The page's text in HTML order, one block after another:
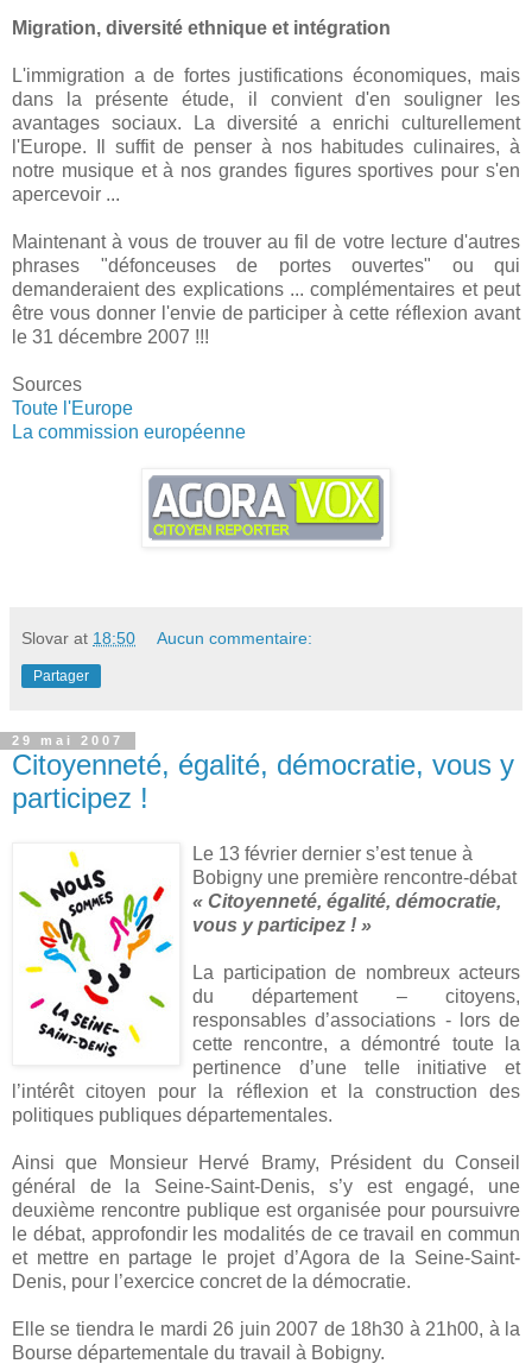
Migration, diversité ethnique et intégration
L'immigration a de fortes justifications économiques, mais
dans la présente étude, il convient d'en souligner les
avantages sociaux. La diversité a enrichi culturellement
l'Europe. Il suffit de penser à nos habitudes culinaires, à
notre musique et à nos grandes figures sportives pour s'en
apercevoir ...
Maintenant à vous de trouver au fil de votre lecture d'autres
phrases "défonceuses de portes ouvertes" ou qui
demanderaient des explications ... complémentaires et peut
être vous donner l'envie de participer à cette réflexion avant
le 31 décembre 2007 !!!
Sources
Toute l'Europe
La commission européenne
Slovar at 18:50 Aucun commentaire:
Partager
29 mai 2007
Citoyenneté, égalité, démocratie, vous y
participez !
Le 13 février dernier s’est tenue à
Bobigny une première rencontre-débat
« Citoyenneté, égalité, démocratie,
vous y participez ! »
La participation de nombreux acteurs
du département – citoyens,
responsables d’associations - lors de
cette rencontre, a démontré toute la
pertinence d’une telle initiative et
l’intérêt citoyen pour la réflexion et la construction des
politiques publiques départementales.
Ainsi que Monsieur Hervé Bramy, Président du Conseil
général de la Seine-Saint-Denis, s’y est engagé, une
deuxième rencontre publique est organisée pour poursuivre
le débat, approfondir les modalités de ce travail en commun
et mettre en partage le projet d’Agora de la Seine-Saint-
Denis, pour l’exercice concret de la démocratie.
Elle se tiendra le mardi 26 juin 2007 de 18h30 à 21h00, à la
Bourse départementale du travail à Bobigny.